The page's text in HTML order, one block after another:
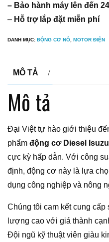
– Bảo hành máy lên đến
– Hỗ trợ lắp đặt miễn phí
DANH MỤC: ĐỘNG CƠ NỔ MOTOR ĐIỆN
MÔ TẢ
Mô tả
Đại Việt tự hào giới thiệu
phẩm động cơ Diesel
cực kỳ hấp dẫn. Với công
định, động cơ này là lựa
dụng công nghiệp và nông
Chúng tôi cam kết cung
lượng cao với giá thành
Đội ngũ kỹ thuật viên giàu